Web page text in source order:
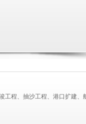
工程、抽沙工程、港口扩建、